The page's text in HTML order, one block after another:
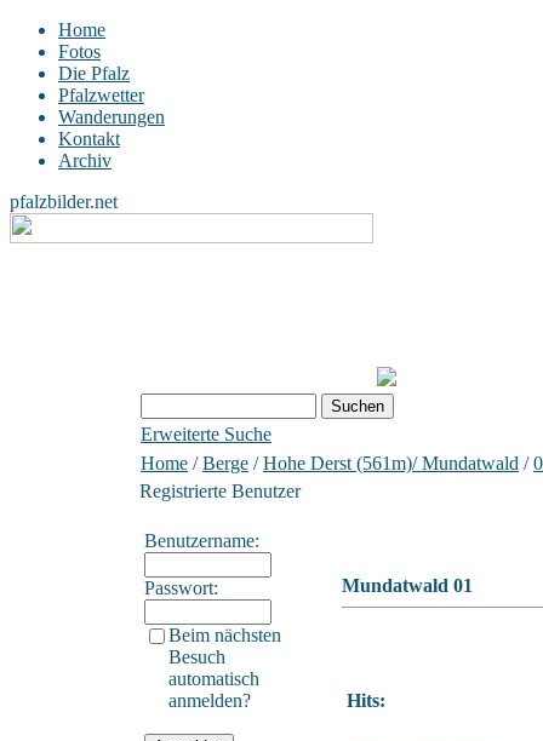
Home
Fotos
Die Pfalz
Pfalzwetter
Wanderungen
Kontakt
Archiv
pfalzbilder.net
Erweiterte Suche
Home /Berge /Hohe Derst (561m)/ Mundatwald /
Registrierte Benutzer
Benutzername:
Passwort:
Beim nächsten
Besuch
automatisch
anmelden?
Mundatwald 01
Hits: